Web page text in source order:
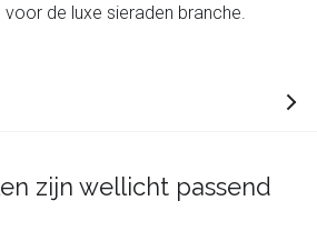
de luxe sieraden branche.
zijn wellicht passend